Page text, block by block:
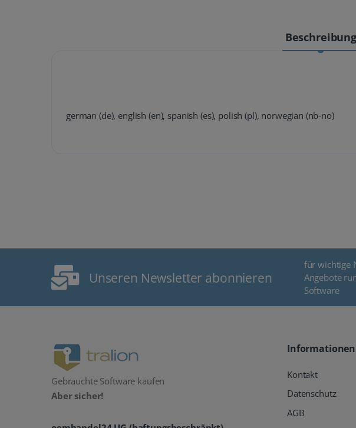
Beschreibung
german (de), english (en), spanish (es), polish (pl), norwegian (nb-no)
Unseren Newsletter abonnieren
für wichtige
Angebote
Software
Gebrauchte Software kaufen
Aber sicher!
Informationen
Kontakt
Datenschutz
AGB